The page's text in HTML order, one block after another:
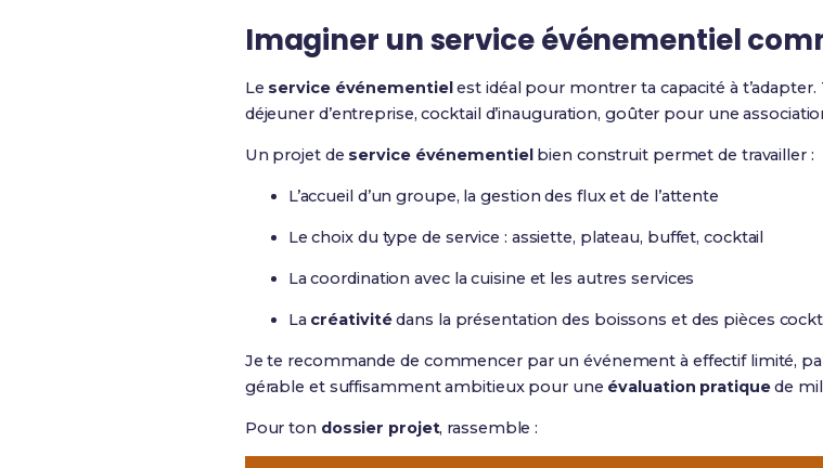
Imaginer un service événementiel
Le service événementielest idéal pour montrer ta capacité à t’adapter.
déjeuner d’entreprise, cocktail d’inauguration, goûter pour une
Un projet de service événementielbien construit permet de travailler :
L’accueil d’un groupe, la gestion des flux et de l’attente
Le choix du type de service : assiette, plateau, buffet, cocktail
La coordination avec la cuisine et les autres services
La créativitédans la présentation des boissons et des pièces
Je te recommande de commencer par un événement à effectif limité,
gérable et suffisamment ambitieux pour une évaluation pratiquede
Pour ton dossier projet, rassemble :